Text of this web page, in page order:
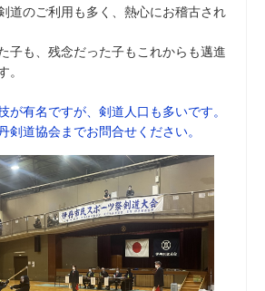
道のご利用も多く、熱心にお稽古され
子も、残念だった子もこれからも邁進
。
が有名ですが、剣道人口も多いです。
剣道協会までお問合せください。